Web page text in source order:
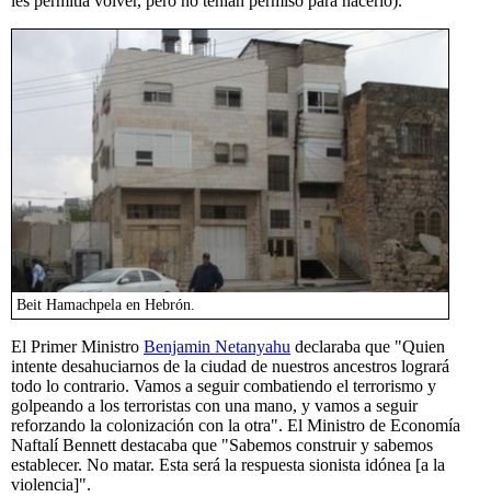
Beit Hamachpela en Hebrón.
El Primer Ministro Benjamin Netanyahu declaraba que "Quien
intente desahuciarnos de la ciudad de nuestros ancestros logrará
todo lo contrario. Vamos a seguir combatiendo el terrorismo y
golpeando a los terroristas con una mano, y vamos a seguir
reforzando la colonización con la otra". El Ministro de Economía
Naftalí Bennett destacaba que "Sabemos construir y sabemos
establecer. No matar. Esta será la respuesta sionista idónea [a la
violencia]".